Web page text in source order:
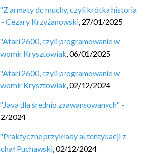
armaty do muchy, czyli krótka historia
Cezary Krzyżanowski, 27/01/2025
2600, czyli programowanie w
Krysztowiak,06/01/2025
2600, czyli programowanie w
Krysztowiak,02/12/2024
dla średnio zaawansowanych" -
2024
przykłady autentykacji z
Puchawski,02/12/2024